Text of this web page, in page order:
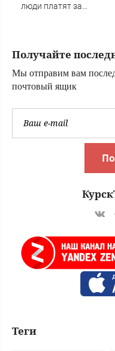
люди платят за
Получайте
Мы отправим вам
почтовый ящик
Теги